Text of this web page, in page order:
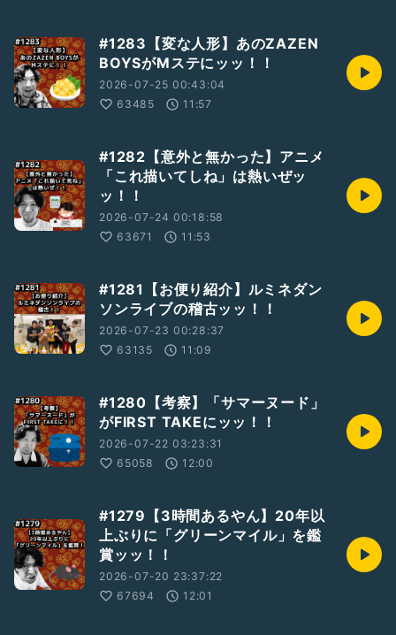
#1283【変な人形】あのZAZEN
BOYSがMステにッッ！！
2026-07-25 00:43:04
63485
11:57
#1282【意外と無かった】アニメ
「これ描いてしね」は熱いぜッ
ッ！！
2026-07-24 00:18:58
63671
11:53
#1281【お便り紹介】ルミネダン
ソンライブの稽古ッッ！！
2026-07-23 00:28:37
63135
11:09
#1280【考察】「サマーヌード」
がFIRST TAKEにッッ！！
2026-07-22 03:23:31
65058
12:00
#1279【3時間あるやん】20年以
上ぶりに「グリーンマイル」を鑑
賞ッッ！！
2026-07-20 23:37:22
67694
12:01